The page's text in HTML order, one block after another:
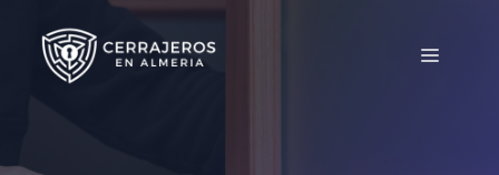
contenido
Menú